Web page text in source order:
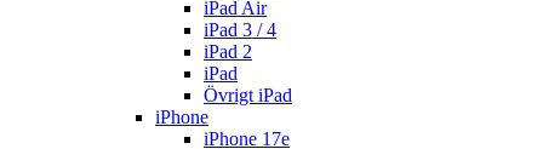
iPad Air
iPad 3 / 4
iPad 2
iPad
Övrigt iPad
iPhone
iPhone 17e